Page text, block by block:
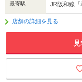
最寄駅 JR阪和線
店舗の詳細を見る